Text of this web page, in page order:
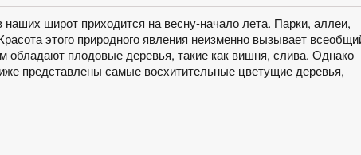
широт приходится на весну-начало лета. Парки, аллеи,
этого природного явления неизменно вызывает
плодовые деревья, такие как вишня, слива. Однако
представлены самые восхитительные цветущие деревья,